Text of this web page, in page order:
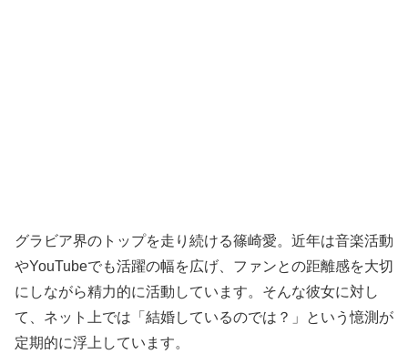
グラビア界のトップを走り続ける篠崎愛。近年は音楽活動
やYouTubeでも活躍の幅を広げ、ファンとの距離感を大切
にしながら精力的に活動しています。そんな彼女に対し
て、ネット上では「結婚しているのでは？」という憶測が
定期的に浮上しています。